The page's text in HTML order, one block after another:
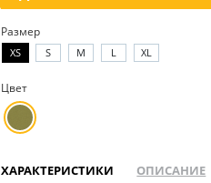
Размер
XS S M L XL
Цвет
ХАРАКТЕРИСТИКИ ОПИСАНИЕ